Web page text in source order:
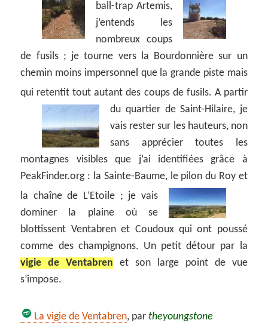
ball-trap Artemis,
j’entends les
nombreux coups
de fusils ; je tourne vers la Bourdonnière sur un
chemin moins impersonnel que la grande piste mais
qui retentit tout autant des coups de fusils. A partir
du quartier de Saint-Hilaire, je
vais rester sur les hauteurs, non
sans apprécier toutes les
montagnes visibles que j’ai identifiées grâce à
PeakFinder.org : la Sainte-Baume, le pilon du Roy et
la chaîne de L’Etoile ; je vais
dominer la plaine où se
blottissent Ventabren et Coudoux qui ont poussé
comme des champignons. Un petit détour par la
vigie de Ventabren et son large point de vue
s’impose.
La vigie de Ventabren, partheyoungstone